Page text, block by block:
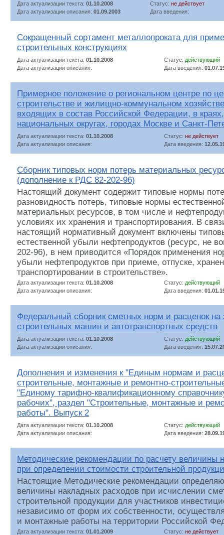
Дата актуализации текста: 01.10.2008 Статус: не действует
Дата актуализации описания: 01.09.2003 Дата введения:
Сокращенный сортамент металлопроката для
строительных конструкциях
Дата актуализации текста: 01.10.2008 Статус: действующий
Дата актуализации описания:
Дата введения:
Примерное положение о региональном центре по
строительстве и жилищно-коммунальном
входящих в состав Российской Федерации, в
национальных округах, городах Москве и Санкт-
Дата актуализации текста: 01.10.2008 Статус: не действует
Дата актуализации описания:
Дата введения:
Сборник типовых норм потерь материальных
(дополнение к РДС 82-202-96)
Настоящий документ содержит типовые нормы
разновидность потерь, типовые нормы
материальных ресурсов, в том числе и
условиях их хранения и транспортирования. В
настоящий нормативный документ включены
естественной убыли нефтепродуктов (ресурс, не
202-96), в нем приводится «Порядок применения
убыли нефтепродуктов при приеме, отпуске,
транспортировании в строительстве».
Дата актуализации текста: 01.10.2008 Статус: действующий
Дата актуализации описания:
Дата введения:
Федеральный сборник сметных норм и расценок на
строительных машин и автотранспортных средств
Дата актуализации текста: 01.10.2008 Статус: действующий
Дата актуализации описания:
Дата введения:
Дополнения и изменения к "Единым нормам и
строительные, монтажные и ремонтно-
"Единому тарифно-квалификационному
рабочих", раздел "Строительные, монтажные и
работы". Выпуск 2
Дата актуализации текста: 01.10.2008 Статус: действующий
Дата актуализации описания:
Дата введения:
Методические рекомендации по расчету величины
при определении стоимости строительной
Настоящие Методические рекомендации
величины накладных расходов при исчислении
строительной продукции для участников
независимо от форм их собственности,
и монтажные работы на территории Российской
Дата актуализации текста: 01.01.2009 Статус: не действует